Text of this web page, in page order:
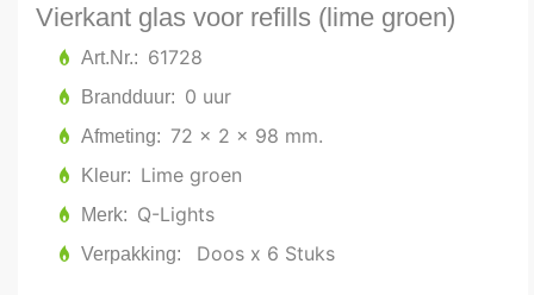
Vierkant glas voor refills (lime groen)
Art.Nr. 61728
Brandduur 0 uur
Afmeting 72 x 2 x 98 mm.
Kleur Lime groen
Merk Q-Lights
Verpakking Doos x 6 Stuks